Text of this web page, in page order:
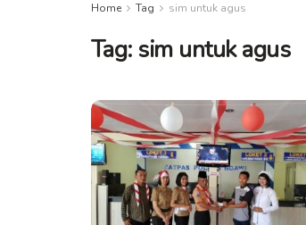
Home Tag sim untuk agus
Tag: sim untuk agus